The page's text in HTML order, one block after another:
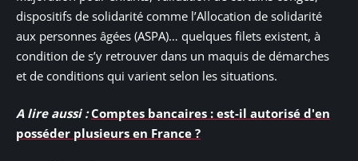
dispositifs de solidarité comme l’Allocation de solidarité
aux personnes âgées (ASPA)… quelques filets existent, à
condition de s’y retrouver dans un maquis de démarches
et de conditions qui varient selon les situations.
A lire aussi : Comptes bancaires : est-il autorisé d'en
posséder plusieurs en France ?